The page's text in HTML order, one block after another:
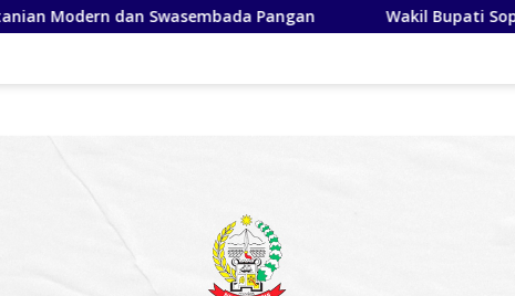
Wakil Bupati Soppeng Buka Pengabdian